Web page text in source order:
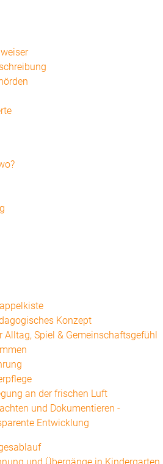
Konzept
Alltag, Spiel & Gemeinschaftsgefühl
an der frischen Luft
und Dokumentieren -
Entwicklung